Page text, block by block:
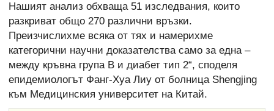
Нашият анализ обхваща 51 изследвания, които
разкриват общо 270 различни връзки.
Преизчислихме всяка от тях и намерихме
категорични научни доказателства само за една –
между кръвна група В и диабет тип 2“, споделя
епидемиологът Фанг-Хуа Лиу от болница Shengjing
към Медицинския университет на Китай.